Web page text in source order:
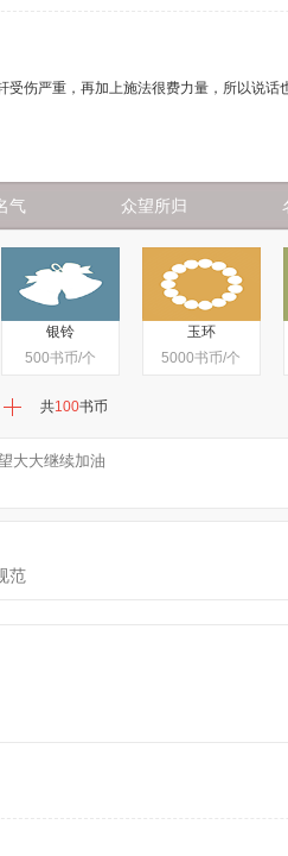
伤严重，再加上施法很费力量，所以说话
，心道：“萧文轩何必吓唬人呢？”
儿走在身后。
枯瘦如骨。
己的情绪，把小狗儿随意放在.....
气 众望所归
银铃
500书币/个
玉环
5000书币/个
共100书币
范